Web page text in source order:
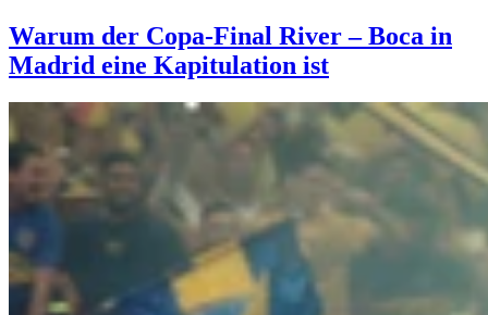
Warum der Copa-Final River – Boca in
Madrid eine Kapitulation ist